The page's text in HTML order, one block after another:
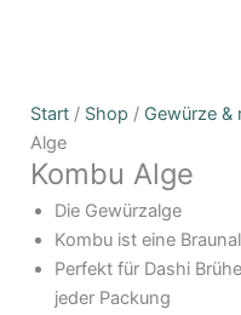
Start / Shop / Gewürze &
Alge
Kombu Alge
Die Gewürzalge
Kombu ist eine
Perfekt für Dashi
jeder Packung
bis
18,90€
Kombu
Alge
Menge